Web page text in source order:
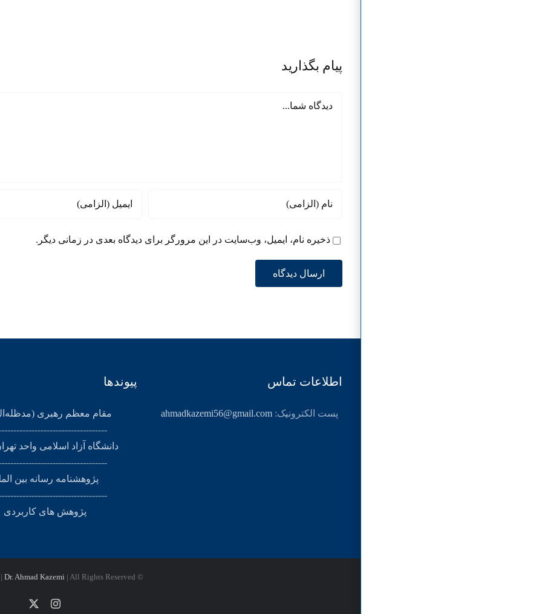
پیام بگذارید
دیدگاه
ذخیره نام، ایمیل، وب‌سایت در این مرورگر برای دیدگاه بعدی در زمانی دیگر.
اطلاعات تماس
پست الکترونیک: ahmadkazemi56@gmail.com
پیوندها
مقام معظم رهبری
دانشگاه آزاد اسلامی واحد
پژوهشنامه رسانه بین
پژوهش های کاربردی
© Copyright 2024 |
Dr. Ahmad Kazemi | All Rights Reserved
Instagram
X